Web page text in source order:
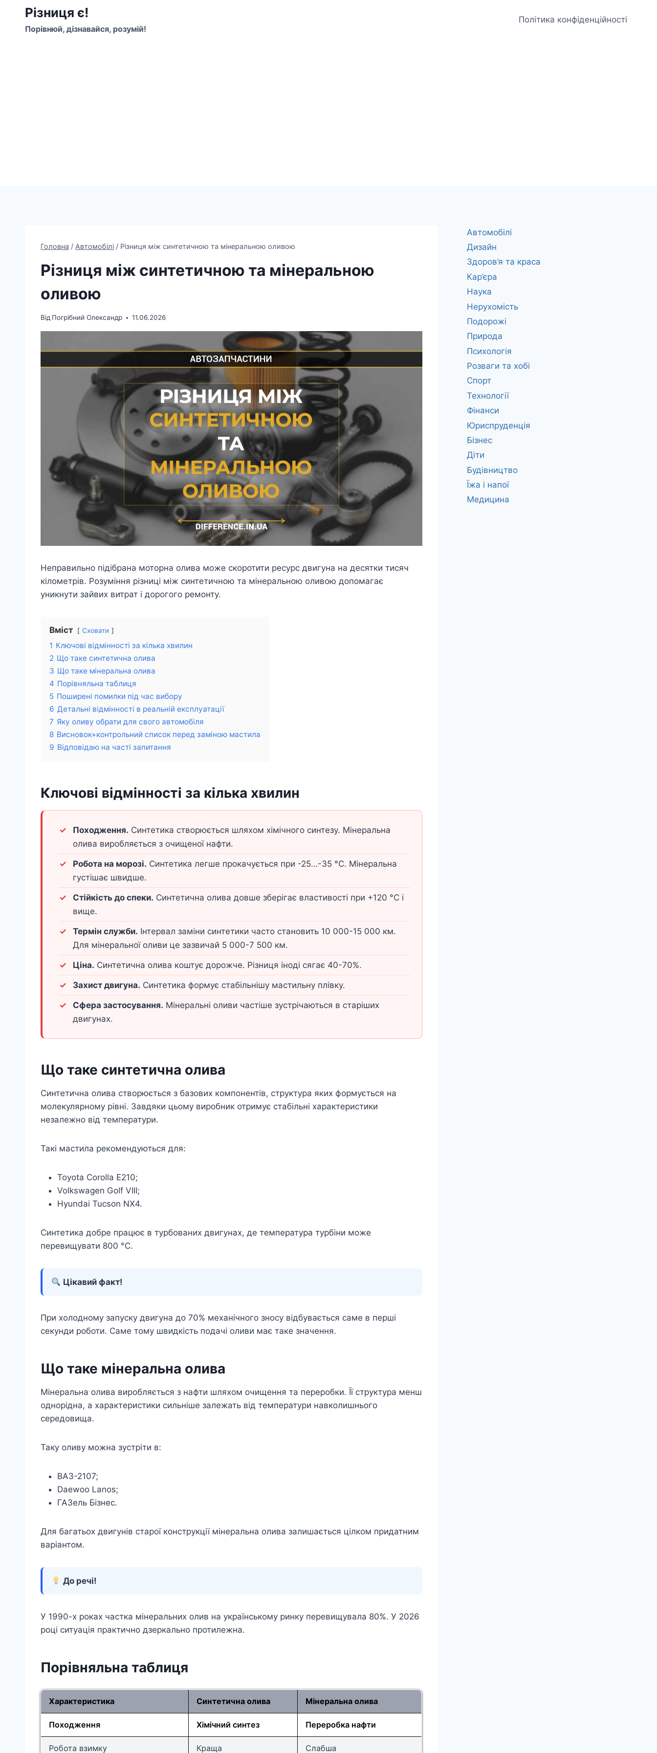
Перейти
вмісту
Різниця є!
Порівнюй, дізнавайся, розумій!
Політика конфіденційності
Головна / Автомобілі / Різниця між синтетичною та мінеральною оливою
Різниця між синтетичною та мінеральною
оливою
Від Погрібний Олександр 11.06.2026
Неправильно підібрана моторна олива може скоротити ресурс двигуна на десятки тисяч
кілометрів. Розуміння різниці між синтетичною та мінеральною оливою допомагає
уникнути зайвих витрат і дорогого ремонту.
Вміст Сховати
1 Ключові відмінності за кілька хвилин
2 Що таке синтетична олива
3 Що таке мінеральна олива
4 Порівняльна таблиця
5 Поширені помилки під час вибору
6 Детальні відмінності в реальній експлуатації
7 Яку оливу обрати для свого автомобіля
8 Висновок+контрольний список перед заміною мастила
9 Відповідаю на часті запитання
Ключові відмінності за кілька хвилин
Походження. Синтетика створюється шляхом хімічного синтезу. Мінеральна
олива виробляється з очищеної нафти.
Робота на морозі. Синтетика легше прокачується при -25…-35 °C. Мінеральна
густішає швидше.
Стійкість до спеки. Синтетична олива довше зберігає властивості при +120 °C і
вище.
Термін служби. Інтервал заміни синтетики часто становить 10 000-15 000 км.
Для мінеральної оливи це зазвичай 5 000-7 500 км.
Ціна. Синтетична олива коштує дорожче. Різниця іноді сягає 40-70%.
Захист двигуна. Синтетика формує стабільнішу мастильну плівку.
Сфера застосування. Мінеральні оливи частіше зустрічаються в старіших
двигунах.
Що таке синтетична олива
Синтетична олива створюється з базових компонентів, структура яких формується на
молекулярному рівні. Завдяки цьому виробник отримує стабільні характеристики
незалежно від температури.
Такі мастила рекомендуються для:
Toyota Corolla E210;
Volkswagen Golf VIII;
Hyundai Tucson NX4.
Синтетика добре працює в турбованих двигунах, де температура турбіни може
перевищувати 800 °C.
Цікавий факт!
При холодному запуску двигуна до 70% механічного зносу відбувається саме в перші
секунди роботи. Саме тому швидкість подачі оливи має таке значення.
Що таке мінеральна олива
Мінеральна олива виробляється з нафти шляхом очищення та переробки. Її структура менш
однорідна, а характеристики сильніше залежать від температури навколишнього
середовища.
Таку оливу можна зустріти в:
ВАЗ-2107;
Daewoo Lanos;
ГАЗель Бізнес.
Для багатьох двигунів старої конструкції мінеральна олива залишається цілком придатним
варіантом.
До речі!
У 1990-х роках частка мінеральних олив на українському ринку перевищувала 80%. У 2026
році ситуація практично дзеркально протилежна.
Порівняльна таблиця
Характеристика Синтетична олива Мінеральна олива
Походження Хімічний синтез Переробка нафти
Робота взимку Краща Слабша
Автомобілі
Дизайн
Здоров’я та краса
Кар’єра
Наука
Нерухомість
Подорожі
Природа
Психологія
Розваги та хобі
Спорт
Технології
Фінанси
Юриспруденція
Бізнес
Діти
Будівництво
Їжа і напої
Медицина